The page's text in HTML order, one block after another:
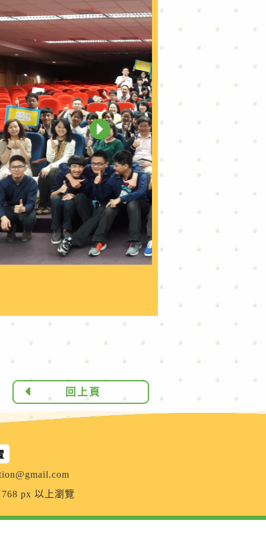
回上頁
px 以上瀏覽